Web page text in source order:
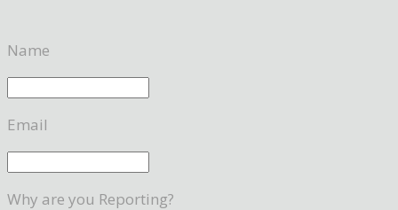
Name
Email
Why are you Reporting?